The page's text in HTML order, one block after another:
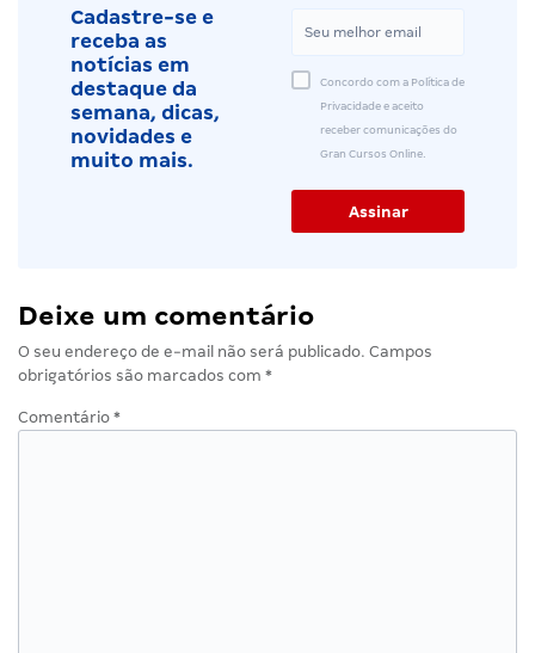
Cadastre-se e
receba as
notícias em
destaque da
semana, dicas,
novidades e
muito mais.
Concordo com a Política de
Privacidade e aceito
receber comunicações do
Gran Cursos Online.
Deixe um comentário
O seu endereço de e-mail não será publicado. Campos
obrigatórios são marcados com *
Comentário *